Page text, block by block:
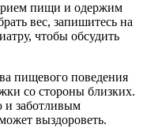
пищи и одержим
вес, запишитесь на
чтобы обсудить
пищевого поведения
со стороны близких.
заботливым
выздороветь.